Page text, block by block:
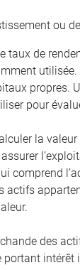
ou
de
propres.
pour
la valeur
comprend
des